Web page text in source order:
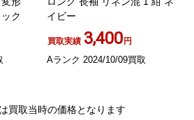
ク
イビー
買取実績 3,400円
Aランク 2024/10/09買取
買取当時の価格となります